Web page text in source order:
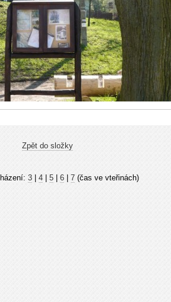
Zpět do složky
3| 4| 5| 6| 7(čas ve vteřinách)